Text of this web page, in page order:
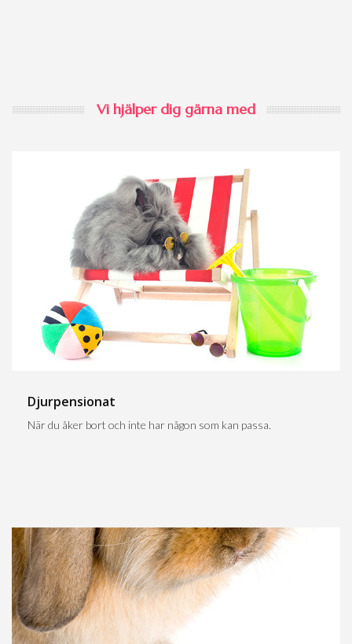
Vi hjälper dig gärna med
Djurpensionat
När du åker bort och inte har någon som kan passa.